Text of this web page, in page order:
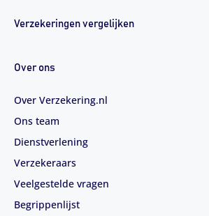
Verzekeringen vergelijken
Over ons
Over Verzekering.nl
Ons team
Dienstverlening
Verzekeraars
Veelgestelde vragen
Begrippenlijst